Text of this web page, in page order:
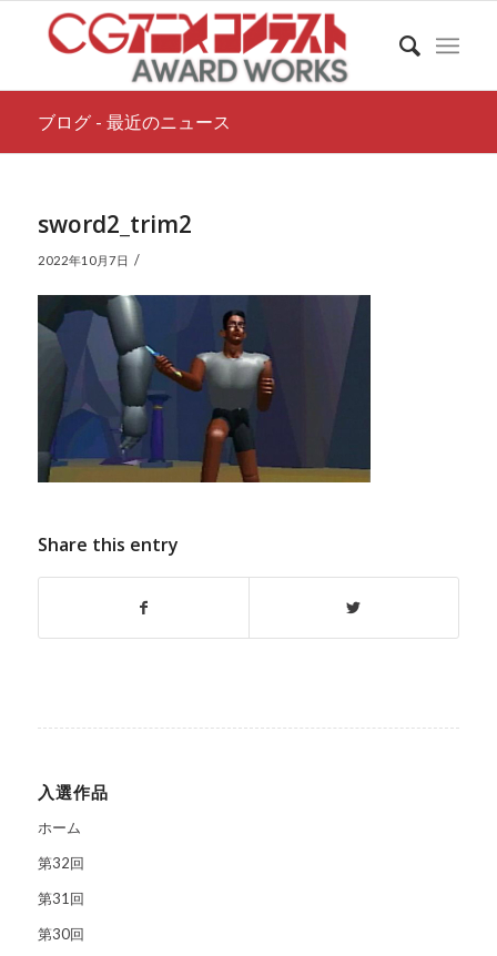
ブログ - 最近のニュース
sword2_trim2
2022年10月7日 /
Share this entry
入選作品
ホーム
第32回
第31回
第30回